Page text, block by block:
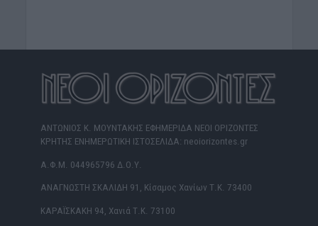
ΑΝΤΩΝΙΟΣ Κ. ΜΟΥΝΤΑΚΗΣ ΕΦΗΜΕΡΙΔΑ ΝΕΟΙ ΟΡΙΖΟΝΤΕΣ
ΚΡΗΤΗΣ ΕΝΗΜΕΡΩΤΙΚΗ ΙΣΤΟΣΕΛΙΔΑ: neoiorizontes.gr
Α.Φ.Μ. 044965796 Δ.Ο.Υ.
ΑΝΑΓΝΩΣΤΗ ΣΚΑΛΙΔΗ 91, Κίσαμος Χανίων Τ.Κ. 73400
ΚΑΡΑΪΣΚΑΚΗ 94, Χανιά Τ.Κ. 73100